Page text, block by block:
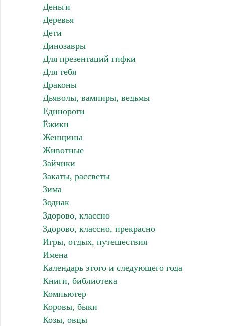
Деньги
Деревья
Дети
Динозавры
Для презентаций гифки
Для тебя
Драконы
Дьяволы, вампиры, ведьмы
Единороги
Ёжики
Женщины
Животные
Зайчики
Закаты, рассветы
Зима
Зодиак
Здорово, классно
Здорово, классно, прекрасно
Игры, отдых, путешествия
Имена
Календарь этого и следующего года
Книги, библиотека
Компьютер
Коровы, быки
Козы, овцы